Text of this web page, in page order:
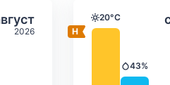
2026
температура и
Избери августСредна
Температура
20°C
Валежи
43%